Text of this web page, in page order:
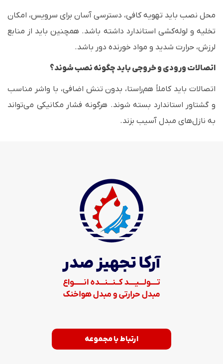
محل نصب باید تهویه کافی، دسترسی آسان برای سرویس، امکان
تخلیه و لوله‌کشی استاندارد داشته باشد. همچنین باید از منابع
لرزش، حرارت شدید و مواد خورنده دور باشد.
اتصالات ورودی و خروجی باید چگونه نصب شوند؟
اتصالات باید کاملاً هم‌راستا، بدون تنش اضافی، با واشر مناسب
و گشتاور استاندارد بسته شوند. هرگونه فشار مکانیکی می‌تواند
به نازل‌های مبدل آسیب بزند.
ارتباط با مجموعه